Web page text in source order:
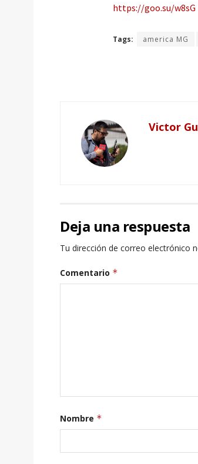
https://goo.su/w8sG
Tags: america MG
Victor
Deja una respuesta
Tu dirección de correo electrónico
Comentario *
Nombre *